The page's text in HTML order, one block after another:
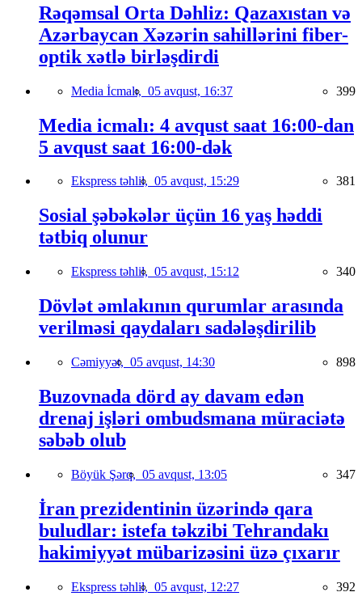
Rəqəmsal Orta Dəhliz: Qazaxıstan və
Azərbaycan Xəzərin sahillərini fiber-
optik xətlə birləşdirdi
Media İcmalı, 05 avqust, 16:37 399
Media icmalı: 4 avqust saat 16:00-dan
5 avqust saat 16:00-dək
Ekspress təhlil, 05 avqust, 15:29 381
Sosial şəbəkələr üçün 16 yaş həddi
tətbiq olunur
Ekspress təhlil, 05 avqust, 15:12 340
Dövlət əmlakının qurumlar arasında
verilməsi qaydaları sadələşdirilib
Cəmiyyət, 05 avqust, 14:30 898
Buzovnada dörd ay davam edən
drenaj işləri ombudsmana müraciətə
səbəb olub
Böyük Şərq, 05 avqust, 13:05 347
İran prezidentinin üzərində qara
buludlar: istefa təkzibi Tehrandakı
hakimiyyət mübarizəsini üzə çıxarır
Ekspress təhlil, 05 avqust, 12:27 392